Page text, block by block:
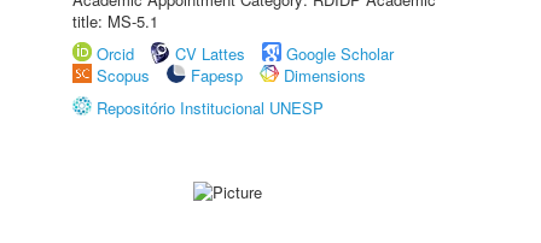
title: MS-5.1
Orcid
CV Lattes
Google Scholar
Scopus
Fapesp
Dimensions
Repositório Institucional UNESP